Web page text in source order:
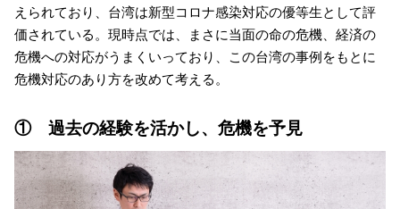
えられており、台湾は新型コロナ感染対応の優等生として評
価されている。現時点では、まさに当面の命の危機、経済の
危機への対応がうまくいっており、この台湾の事例をもとに
危機対応のあり方を改めて考える。
① 過去の経験を活かし、危機を予見